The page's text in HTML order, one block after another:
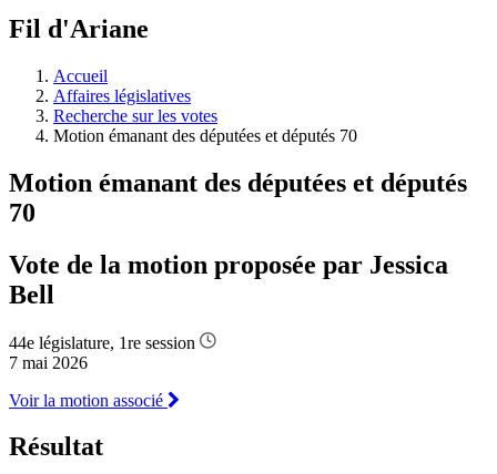
à
législative.
Fil d'Ariane
Accueil
Affaires législatives
Recherche sur les votes
Motion émanant des députées et députés 70
Motion émanant des députées et députés
70
Vote de la motion proposée par Jessica
Bell
44e législature, 1re session
7 mai 2026
Voir la motion associé
Résultat